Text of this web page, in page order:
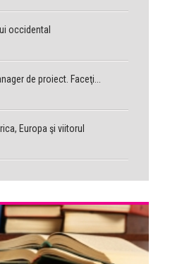
occidental
de proiect. Faceţi...
Europa şi viitorul